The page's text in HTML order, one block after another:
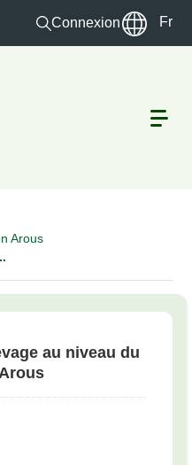
Connexion Fr
Arous
au niveau du